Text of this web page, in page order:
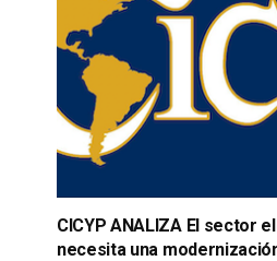
CICYP ANALIZA El sector
necesita una